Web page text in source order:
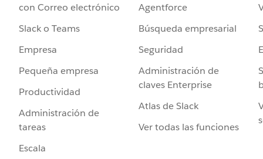
con Correo electrónico
Slack o Teams
Empresa
Pequeña empresa
Productividad
Administración de
tareas
Escala
Agentforce
Búsqueda empresarial
Seguridad
Administración de
claves Enterprise
Atlas de Slack
Ver todas las funciones